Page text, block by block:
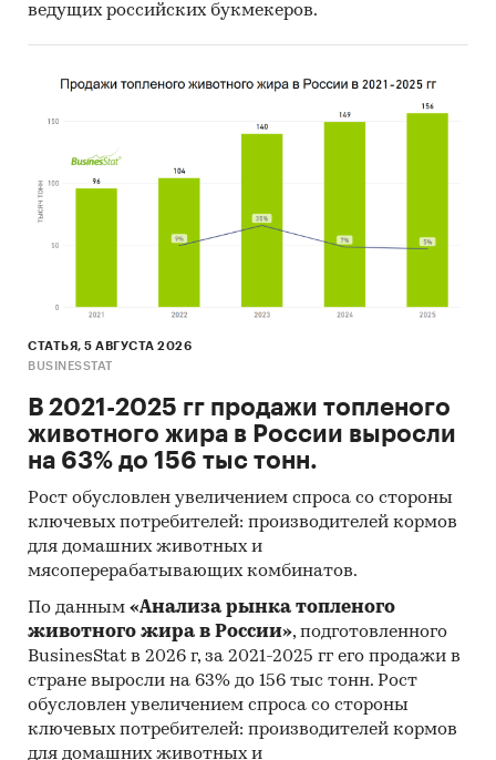
Динамика цены в актуальном месяце по
федеральным округам, 2017-2025
Темпы прироста цены в актуальном месяце
аналогичному периоду предыдущего года
по федеральным округам, 2017-2025
Динамика средней цены по кварталам 2024-
Динамика цены по месяцам 2025 года в
Темпы прироста за месяц в 2025 году в
3. Данные по регионам
каждого федерального округа
Розничная цена за последний доступный
месяц в динамике за 2003-2025, прирост за
последний месяц, темпы прироста к
аналогичному периоду предыдущего года
2004-2025
Потребительские цены по месяцам, 2021-
2025
Темпы прироста цены к предыдущему
Максимальные, минимальные, средние
значения цены по месяцам в 2024, 2025
ведущих российских букмекеров.
СТАТЬЯ, 5 АВГУСТА 2026
BUSINESSTAT
В 2021-2025 гг продажи топленого
животного жира в России выросли
на 63% до 156 тыс тонн.
Рост обусловлен увеличением спроса со стороны
ключевых потребителей: производителей кормов
для домашних животных и
мясоперерабатывающих комбинатов.
По данным «Анализа рынка топленого
животного жира в России», подготовленного
BusinesStat в 2026 г, за 2021-2025 гг его продажи в
стране выросли на 63% до 156 тыс тонн. Рост
обусловлен увеличением спроса со стороны
ключевых потребителей: производителей кормов
для домашних животных и